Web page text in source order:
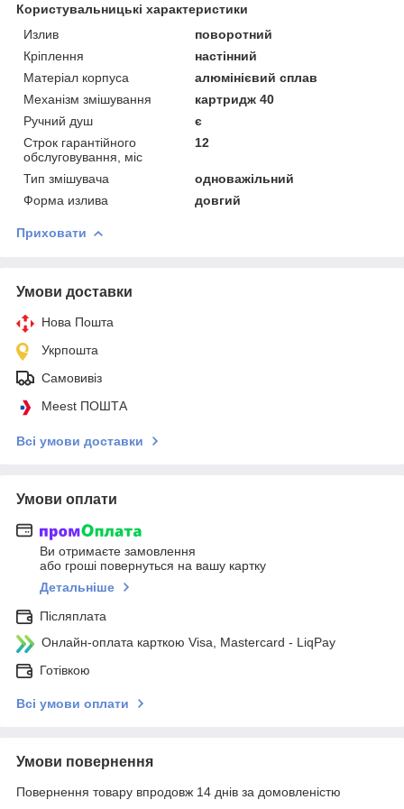
Користувальницькі характеристики
Излив
поворотний
Крiплення
настінний
Матеріал корпуса
алюмінієвий сплав
Механізм змішування
картридж 40
Ручний душ
є
Строк гарантійного
обслуговування, міс
12
Тип змішувача
одноважільний
Форма излива
довгий
Приховати
Умови доставки
Нова Пошта
Укрпошта
Самовивіз
Meest ПОШТА
Всі умови доставки
Умови оплати
Ви отримаєте замовлення
або гроші повернуться на вашу картку
Детальніше
Післяплата
Онлайн-оплата карткою Visa, Mastercard - LiqPay
Готівкою
Всі умови оплати
Умови повернення
Повернення товару впродовж 14 днів за домовленістю